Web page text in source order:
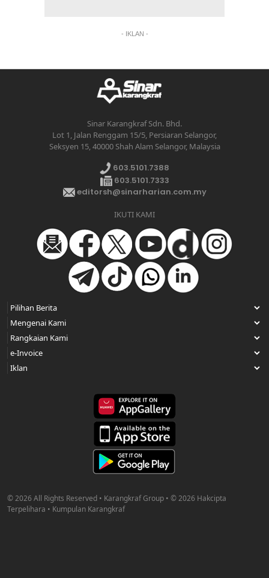
- IKLAN -
Sinar Karangkraf Sdn. Bhd.
Lot 1, Jalan Renggam 15/5, Persiaran Selangor,
Seksyen 15, 40000 Shah Alam Selangor, Malaysia
603.5101.7388
603.5101.7333
editorsh@sinarharian.com.my
IKUTI KAMI
© 2026 All Rights Reserved • Karangkraf Group • © 2026 Hakcipta
Terpelihara • Kumpulan Karangkraf